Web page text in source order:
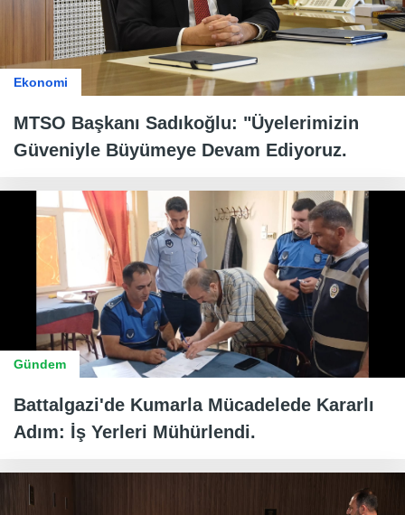
Ekonomi
MTSO Başkanı Sadıkoğlu: "Üyelerimizin
Güveniyle Büyümeye Devam Ediyoruz.
Gündem
Battalgazi'de Kumarla Mücadelede Kararlı
Adım: İş Yerleri Mühürlendi.